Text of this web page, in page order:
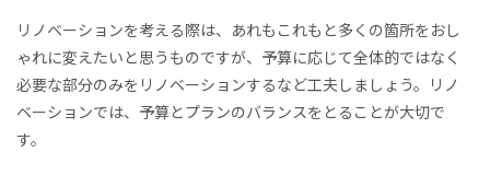
リノベーションを考える際は、あれもこれもと多くの箇所をおし
ゃれに変えたいと思うものですが、予算に応じて全体的ではなく
必要な部分のみをリノベーションするなど工夫しましょう。リノ
ベーションでは、予算とプランのバランスをとることが大切で
す。